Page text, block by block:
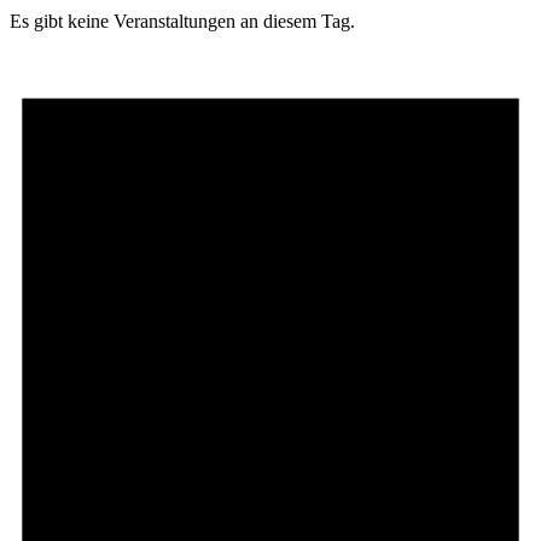
Es gibt keine Veranstaltungen an diesem Tag.